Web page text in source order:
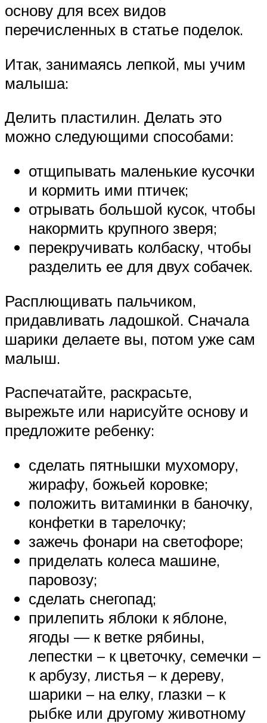
основу для всех видов
перечисленных в статье поделок.
Итак, занимаясь лепкой, мы учим
малыша:
Делить пластилин. Делать это
можно следующими способами:
отщипывать маленькие кусочки
и кормить ими птичек;
отрывать большой кусок, чтобы
накормить крупного зверя;
перекручивать колбаску, чтобы
разделить ее для двух собачек.
Расплющивать пальчиком,
придавливать ладошкой. Сначала
шарики делаете вы, потом уже сам
малыш.
Распечатайте, раскрасьте,
вырежьте или нарисуйте основу и
предложите ребенку:
сделать пятнышки мухомору,
жирафу, божьей коровке;
положить витаминки в баночку,
конфетки в тарелочку;
зажечь фонари на светофоре;
приделать колеса машине,
паровозу;
сделать снегопад;
прилепить яблоки к яблоне,
ягоды — к ветке рябины,
лепестки – к цветочку, семечки –
к арбузу, листья – к дереву,
шарики – на елку, глазки – к
рыбке или другому животному